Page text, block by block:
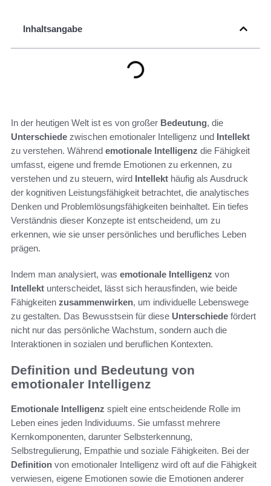
Inhaltsangabe
In der heutigen Welt ist es von großer Bedeutung, die
Unterschiede zwischen emotionaler Intelligenz und Intellekt
zu verstehen. Während emotionale Intelligenz die Fähigkeit
umfasst, eigene und fremde Emotionen zu erkennen, zu
verstehen und zu steuern, wird Intellekt häufig als Ausdruck
der kognitiven Leistungsfähigkeit betrachtet, die analytisches
Denken und Problemlösungsfähigkeiten beinhaltet. Ein tiefes
Verständnis dieser Konzepte ist entscheidend, um zu
erkennen, wie sie unser persönliches und berufliches Leben
prägen.
Indem man analysiert, was emotionale Intelligenz von
Intellekt unterscheidet, lässt sich herausfinden, wie beide
Fähigkeiten zusammenwirken, um individuelle Lebenswege
zu gestalten. Das Bewusstsein für diese Unterschiede fördert
nicht nur das persönliche Wachstum, sondern auch die
Interaktionen in sozialen und beruflichen Kontexten.
Definition und Bedeutung von
emotionaler Intelligenz
Emotionale Intelligenz spielt eine entscheidende Rolle im
Leben eines jeden Individuums. Sie umfasst mehrere
Kernkomponenten, darunter Selbsterkennung,
Selbstregulierung, Empathie und soziale Fähigkeiten. Bei der
Definition von emotionaler Intelligenz wird oft auf die Fähigkeit
verwiesen, eigene Emotionen sowie die Emotionen anderer